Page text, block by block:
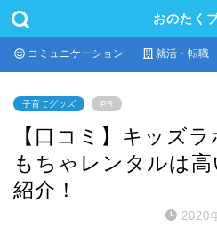
おのたく
コミュニケーション 就活・転職
子育てグッズ PR
【口コミ】キッズ
もちゃレンタルは
紹介！
2020